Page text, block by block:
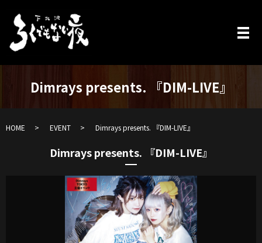
Dimrays presents. 『DIM-LIVE』
HOME EVENT Dimrays presents. 『DIM-LIVE』
Dimrays presents. 『DIM-LIVE』